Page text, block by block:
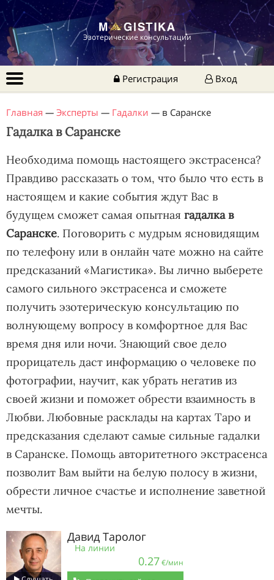
Эзотерические консультации
Регистрация Вход
Главная — Эксперты — Гадалки — в Саранске
Гадалка в Саранске
Необходима помощь настоящего экстрасенса?
Правдиво рассказать о том, что было что есть в
настоящем и какие события ждут Вас в
будущем сможет самая опытная гадалка в
Саранске. Поговорить с мудрым ясновидящим
по телефону или в онлайн чате можно на сайте
предсказаний «Магистика». Вы лично выберете
самого сильного экстрасенса и сможете
получить эзотерическую консультацию по
волнующему вопросу в комфортное для Вас
время дня или ночи. Знающий свое дело
прорицатель даст информацию о человеке по
фотографии, научит, как убрать негатив из
своей жизни и поможет обрести взаимность в
Любви. Любовные расклады на картах Таро и
предсказания сделают самые сильные гадалки
в Саранске. Помощь авторитетного экстрасенса
позволит Вам выйти на белую полосу в жизни,
обрести личное счастье и исполнение заветной
мечты.